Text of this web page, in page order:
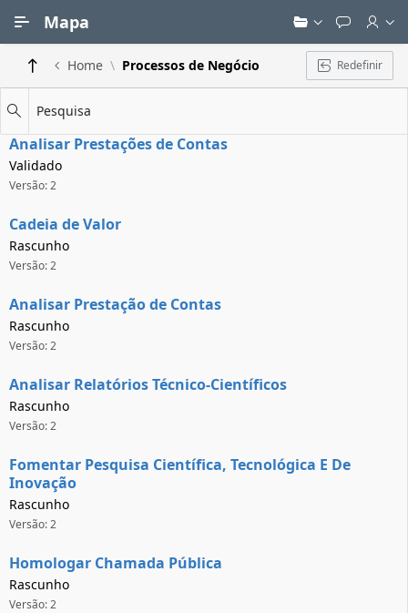
Mapa
Home Processos de Negócio Redefinir
Pesquisa
Analisar Prestações de Contas
Validado
Versão: 2
Cadeia de Valor
Rascunho
Versão: 2
Analisar Prestação de Contas
Rascunho
Versão: 2
Analisar Relatórios Técnico-Científicos
Rascunho
Versão: 2
Fomentar Pesquisa Científica, Tecnológica E De
Inovação
Rascunho
Versão: 2
Homologar Chamada Pública
Rascunho
Versão: 2